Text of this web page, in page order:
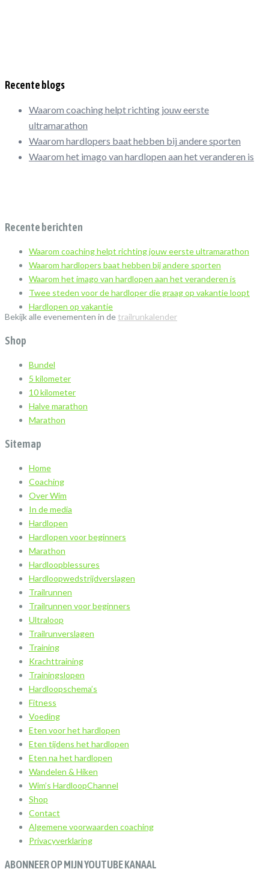
Recente blogs
Waarom coaching helpt richting jouw eerste
ultramarathon
Waarom hardlopers baat hebben bij andere sporten
Waarom het imago van hardlopen aan het veranderen is
Recente berichten
Waarom coaching helpt richting jouw eerste ultramarathon
Waarom hardlopers baat hebben bij andere sporten
Waarom het imago van hardlopen aan het veranderen is
Twee steden voor de hardloper die graag op vakantie loopt
Hardlopen op vakantie
Bekijk alle evenementen in de trailrunkalender
Shop
Bundel
5 kilometer
10 kilometer
Halve marathon
Marathon
Sitemap
Home
Coaching
Over Wim
In de media
Hardlopen
Hardlopen voor beginners
Marathon
Hardloopblessures
Hardloopwedstrijdverslagen
Trailrunnen
Trailrunnen voor beginners
Ultraloop
Trailrunverslagen
Training
Krachttraining
Trainingslopen
Hardloopschema’s
Fitness
Voeding
Eten voor het hardlopen
Eten tijdens het hardlopen
Eten na het hardlopen
Wandelen & Hiken
Wim’s HardloopChannel
Shop
Contact
Algemene voorwaarden coaching
Privacyverklaring
ABONNEER OP MIJN YOUTUBE KANAAL